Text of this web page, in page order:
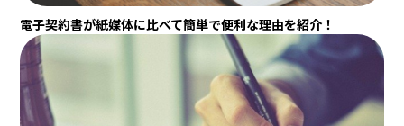
電子契約書が紙媒体に比べて簡単で便利な理由を紹介！